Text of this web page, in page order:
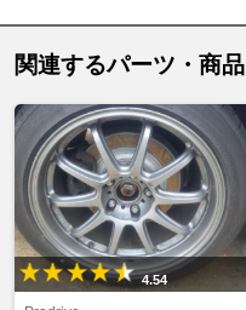
関連するパーツ・商品
4.54